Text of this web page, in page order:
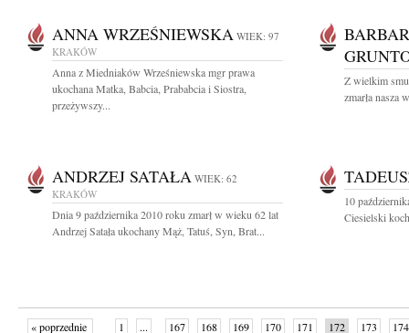
ANNA WRZEŚNIEWSKA WIEK: 97
KRAKÓW
Anna z Miedniaków Wrześniewska mgr prawa
ukochana Matka, Babcia, Prababcia i Siostra,
przeżywszy...
Z wielkim
zmarła nasza
ANDRZEJ SATAŁA WIEK: 62
KRAKÓW
Dnia 9 października 2010 roku zmarł w wieku 62 lat
Andrzej Satała ukochany Mąż, Tatuś, Syn, Brat...
10
Ciesielski
« poprzednie 1 ... 167 168 169 170 171 172 173 174